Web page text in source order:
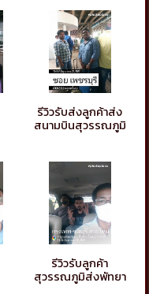
รีวิวรับส่งลูกค้าส่ง
สนามบินสุวรรณภูมิ
รีวิวรับลูกค้า
สุวรรณภูมิส่งพัทยา